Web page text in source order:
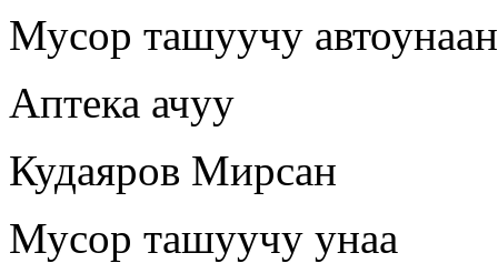
Мусор ташуучу
Аптека ачуу
Кудаяров Мирсан
Мусор ташуучу унаа